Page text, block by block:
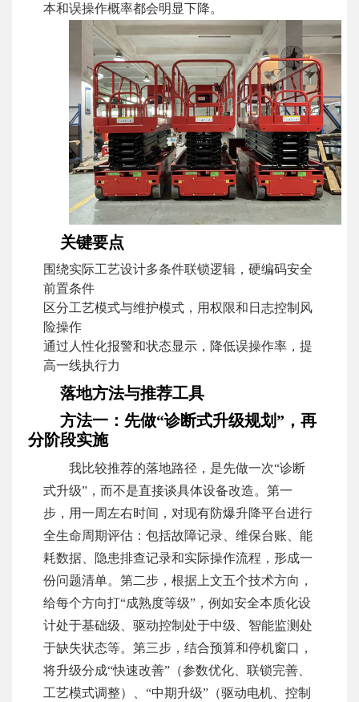
本和误操作概率都会明显下降。
关键要点
围绕实际工艺设计多条件联锁逻辑，硬编码安全
前置条件
区分工艺模式与维护模式，用权限和日志控制风
险操作
通过人性化报警和状态显示，降低误操作率，提
高一线执行力
落地方法与推荐工具
方法一：先做“诊断式升级规划”，再
分阶段实施
我比较推荐的落地路径，是先做一次“诊断
式升级”，而不是直接谈具体设备改造。第一
步，用一周左右时间，对现有防爆升降平台进行
全生命周期评估：包括故障记录、维保台账、能
耗数据、隐患排查记录和实际操作流程，形成一
份问题清单。第二步，根据上文五个技术方向，
给每个方向打“成熟度等级”，例如安全本质化设
计处于基础级、驱动控制处于中级、智能监测处
于缺失状态等。第三步，结合预算和停机窗口，
将升级分成“快速改善”（参数优化、联锁完善、
工艺模式调整）、“中期升级”（驱动电机、控制